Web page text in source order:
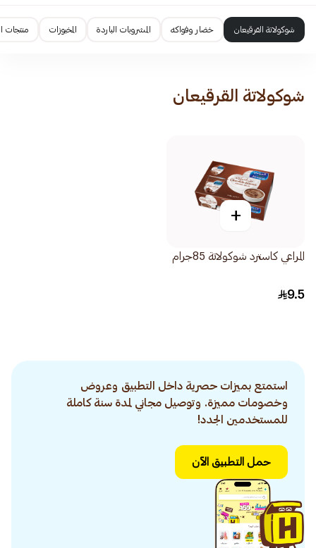
شوكولاتة القرقيعان خضار وفواكه المشروبات الباردة المخبوزات منتجات
شوكولاتة القرقيعان
+
المراعي كاسترد شوكولاتة 85جرام
9.5
استمتع بميزات حصرية داخل التطبيق وعروض
وخصومات مميزة. وتوصيل مجاني لمدة سنة كاملة
للمستخدمين الجدد!
حمل التطبيق الآن